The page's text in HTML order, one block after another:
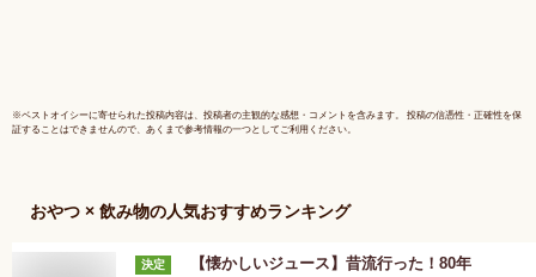
※ベストオイシーに寄せられた投稿内容は、投稿者の主観的な感想・コメントを含みます。 投稿の信憑性・正確性を保
証することはできませんので、あくまで参考情報の一つとしてご利用ください。
おやつ × 飲み物の人気おすすめランキング
決定
【懐かしいジュース】昔流行った！80年